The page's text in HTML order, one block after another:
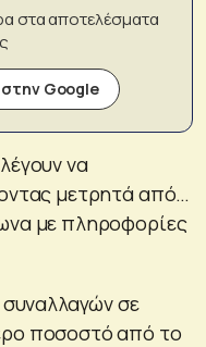
στα αποτελέσματα
Google
να
μετρητά από…
με πληροφορίες
συναλλαγών σε
ποσοστό από το